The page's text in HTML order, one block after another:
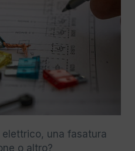
una fasatura
o altro?